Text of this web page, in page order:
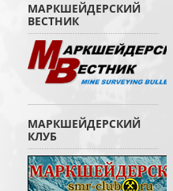
МАРКШЕЙДЕРСКИЙ
ВЕСТНИК
МАРКШЕЙДЕРСКИЙ
КЛУБ